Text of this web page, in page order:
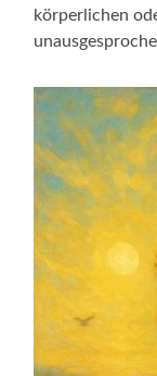
körperlichen